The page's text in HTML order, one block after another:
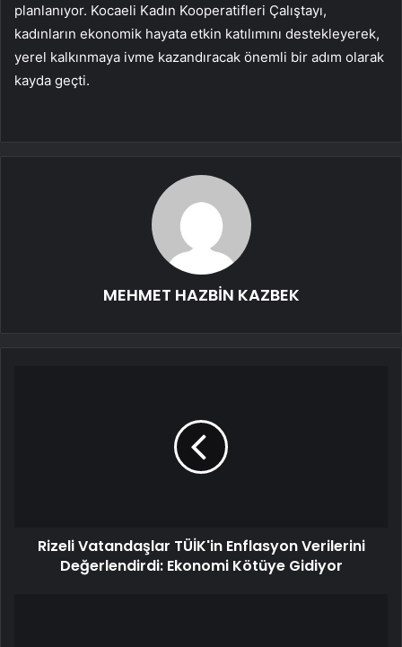
planlanıyor. Kocaeli Kadın Kooperatifleri Çalıştayı,
kadınların ekonomik hayata etkin katılımını destekleyerek,
yerel kalkınmaya ivme kazandıracak önemli bir adım olarak
kayda geçti.
MEHMET HAZBİN KAZBEK
Rizeli Vatandaşlar TÜİK'in Enflasyon Verilerini
Değerlendirdi: Ekonomi Kötüye Gidiyor